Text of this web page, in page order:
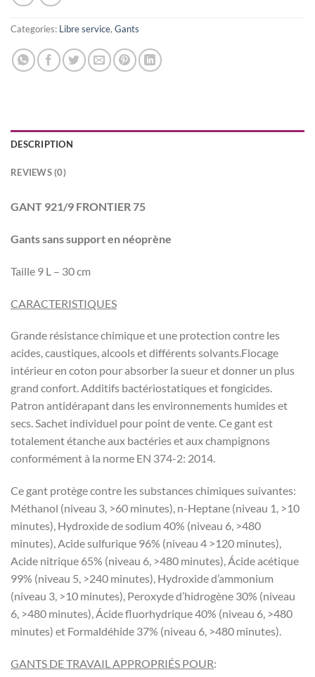
Categories: Libre service, Gants
DESCRIPTION
REVIEWS (0)
GANT 921/9 FRONTIER 75
Gants sans support en néoprène
Taille 9 L – 30 cm
CARACTERISTIQUES
Grande résistance chimique et une protection contre les
acides, caustiques, alcools et différents solvants.Flocage
intérieur en coton pour absorber la sueur et donner un plus
grand confort. Additifs bactériostatiques et fongicides.
Patron antidérapant dans les environnements humides et
secs. Sachet individuel pour point de vente. Ce gant est
totalement étanche aux bactéries et aux champignons
conformément à la norme EN 374-2: 2014.
Ce gant protège contre les substances chimiques suivantes:
Méthanol (niveau 3, >60 minutes), n-Heptane (niveau 1, >10
minutes), Hydroxide de sodium 40% (niveau 6, >480
minutes), Acide sulfurique 96% (niveau 4 >120 minutes),
Acide nitrique 65% (niveau 6, >480 minutes), Ácide acétique
99% (niveau 5, >240 minutes), Hydroxide d’ammonium
(niveau 3, >10 minutes), Peroxyde d’hidrogène 30% (niveau
6, >480 minutes), Ácide fluorhydrique 40% (niveau 6, >480
minutes) et Formaldéhide 37% (niveau 6, >480 minutes).
GANTS DE TRAVAIL APPROPRIÉS POUR: